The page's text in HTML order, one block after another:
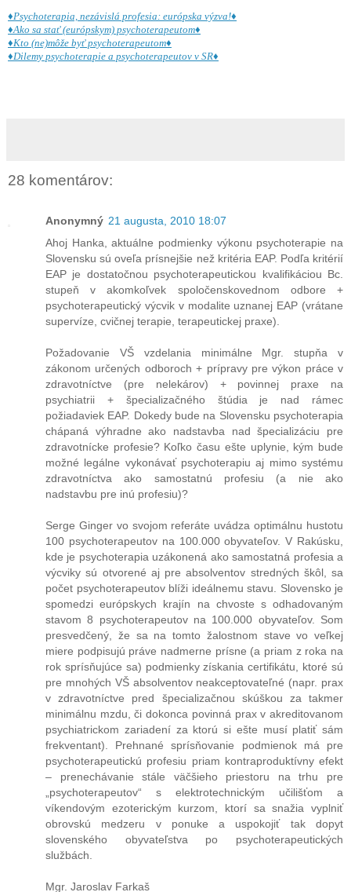
♦Psychoterapia, nezávislá profesia: európska výzva!♦
♦Ako sa stať (európskym) psychoterapeutom♦
♦Kto (ne)môže byť psychoterapeutom♦
♦Dilemy psychoterapie a psychoterapeutov v SR♦
28 komentárov:
Anonymný 21 augusta, 2010 18:07
Ahoj Hanka, aktuálne podmienky výkonu psychoterapie na
Slovensku sú oveľa prísnejšie než kritéria EAP. Podľa kritérií
EAP je dostatočnou psychoterapeutickou kvalifikáciou Bc.
stupeň v akomkoľvek spoločenskovednom odbore +
psychoterapeutický výcvik v modalite uznanej EAP (vrátane
supervíze, cvičnej terapie, terapeutickej praxe).
Požadovanie VŠ vzdelania minimálne Mgr. stupňa v
zákonom určených odboroch + prípravy pre výkon práce v
zdravotníctve (pre nelekárov) + povinnej praxe na
psychiatrii + špecializačného štúdia je nad rámec
požiadaviek EAP. Dokedy bude na Slovensku psychoterapia
chápaná výhradne ako nadstavba nad špecializáciu pre
zdravotnícke profesie? Koľko času ešte uplynie, kým bude
možné legálne vykonávať psychoterapiu aj mimo systému
zdravotníctva ako samostatnú profesiu (a nie ako
nadstavbu pre inú profesiu)?
Serge Ginger vo svojom referáte uvádza optimálnu hustotu
100 psychoterapeutov na 100.000 obyvateľov. V Rakúsku,
kde je psychoterapia uzákonená ako samostatná profesia a
výcviky sú otvorené aj pre absolventov stredných škôl, sa
počet psychoterapeutov blíži ideálnemu stavu. Slovensko je
spomedzi európskych krajín na chvoste s odhadovaným
stavom 8 psychoterapeutov na 100.000 obyvateľov. Som
presvedčený, že sa na tomto žalostnom stave vo veľkej
miere podpisujú práve nadmerne prísne (a priam z roka na
rok sprísňujúce sa) podmienky získania certifikátu, ktoré sú
pre mnohých VŠ absolventov neakceptovateľné (napr. prax
v zdravotníctve pred špecializačnou skúškou za takmer
minimálnu mzdu, či dokonca povinná prax v akreditovanom
psychiatrickom zariadení za ktorú si ešte musí platiť sám
frekventant). Prehnané sprísňovanie podmienok má pre
psychoterapeutickú profesiu priam kontraproduktívny efekt
– prenechávanie stále väčšieho priestoru na trhu pre
„psychoterapeutov“ s elektrotechnickým učilišťom a
víkendovým ezoterickým kurzom, ktorí sa snažia vyplniť
obrovskú medzeru v ponuke a uspokojiť tak dopyt
slovenského obyvateľstva po psychoterapeutických
službách.
Mgr. Jaroslav Farkaš